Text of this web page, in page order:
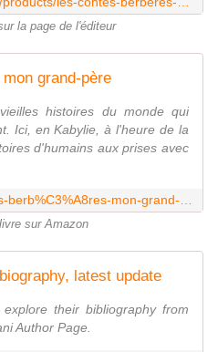
la page de l'éditeur
grand-père
histoires du monde qui
Ici, en Kabylie, à l'heure de la
d'humains aux prises avec
sur Amazon
latest update
their bibliography from
Author Page.